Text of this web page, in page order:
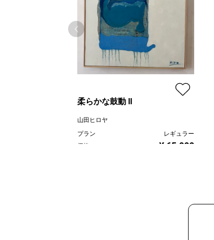
柔らかな鼓動 Ⅱ
山田ヒロヤ
プラン
レギュラー
価格
¥ 65,000